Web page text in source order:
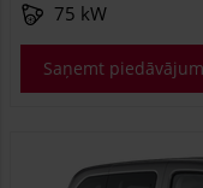
75 kW
Saņemt